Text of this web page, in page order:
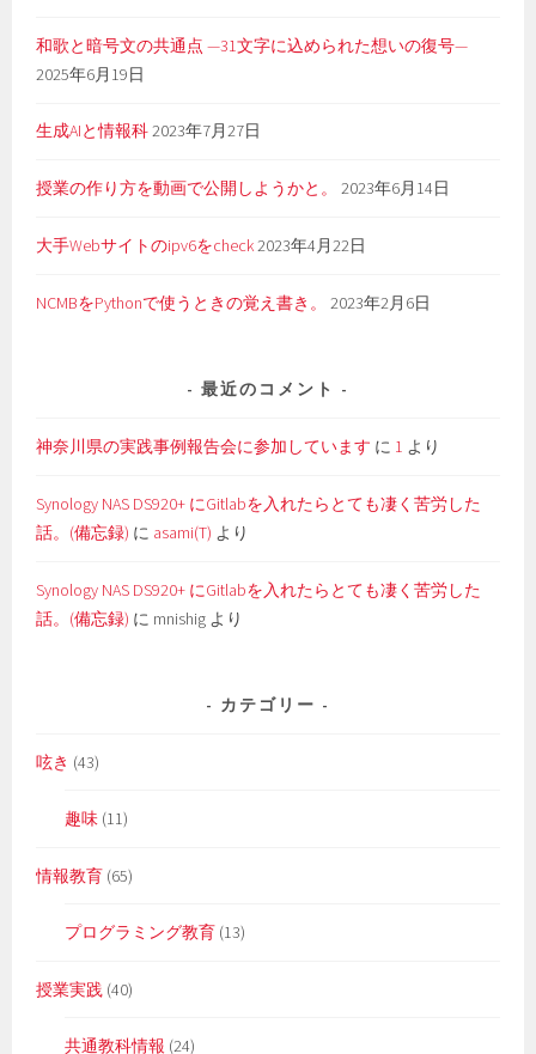
和歌と暗号文の共通点 —31文字に込められた想いの復号—
2025年6月19日
生成AIと情報科2023年7月27日
授業の作り方を動画で公開しようかと。 2023年6月14日
大手Webサイトのipv6をcheck2023年4月22日
NCMBをPythonで使うときの覚え書き。 2023年2月6日
最近のコメント
神奈川県の実践事例報告会に参加しています に 1 より
Synology NAS DS920+ にGitlabを入れたらとても凄く苦労した
話。(備忘録) に asami(T) より
Synology NAS DS920+ にGitlabを入れたらとても凄く苦労した
話。(備忘録) に mnishig より
カテゴリー
呟き (43)
趣味 (11)
情報教育 (65)
プログラミング教育 (13)
授業実践 (40)
共通教科情報 (24)